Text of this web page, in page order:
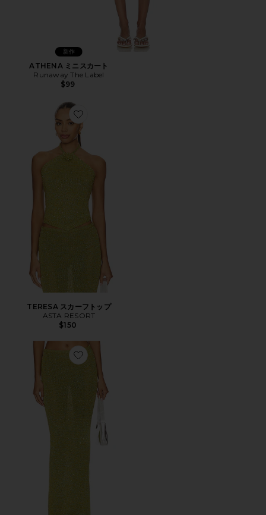
新作
ATHENA ミニスカート
Runaway The Label
$99
Favorite TERESA スカーフトップ
TERESA スカーフトップ
ASTA RESORT
$150
Favorite CAROLINA スカート